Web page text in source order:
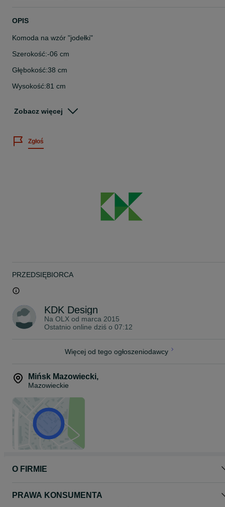
OPIS
Komoda na wzór "jodełki"
Szerokość:-06 cm
Głębokość:38 cm
Wysokość:81 cm
Komodę można obejrzeć w naszym salonie przy ulicy Warszawska
Zobacz więcej
Zgłoś
PRZEDSIĘBIORCA
KDK Design
Na OLX od marca 2015
Ostatnio online dziś o 07:12
Więcej od tego ogłoszeniodawcy
Mińsk Mazowiecki,
Mazowieckie
O FIRMIE
PRAWA KONSUMENTA